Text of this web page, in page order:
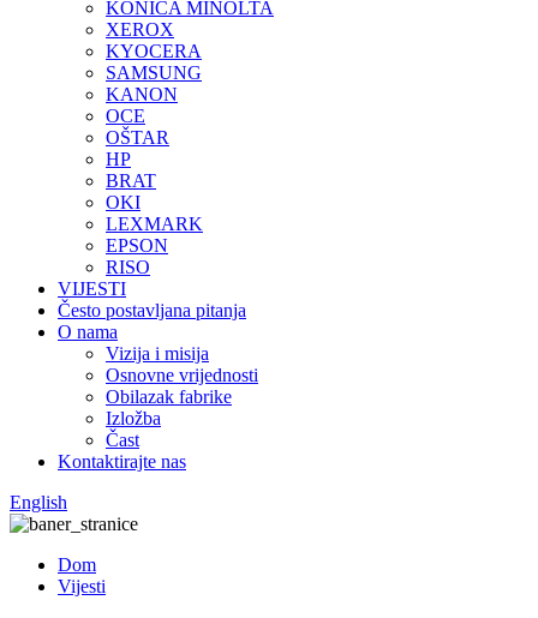
KONICA MINOLTA
XEROX
KYOCERA
SAMSUNG
KANON
OCE
OŠTAR
HP
BRAT
OKI
LEXMARK
EPSON
RISO
VIJESTI
Često postavljana pitanja
O nama
Vizija i misija
Osnovne vrijednosti
Obilazak fabrike
Izložba
Čast
Kontaktirajte nas
English
Dom
Vijesti